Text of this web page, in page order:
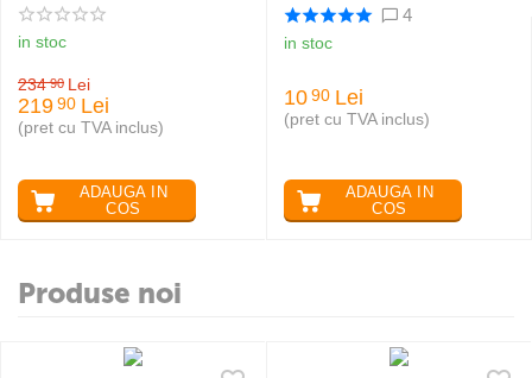
in stoc
234 90 Lei
219 90 Lei
(pret cu TVA inclus)
ADAUGA IN
COS
4
in stoc
10 90 Lei
(pret cu TVA inclus)
ADAUGA IN
COS
Produse noi